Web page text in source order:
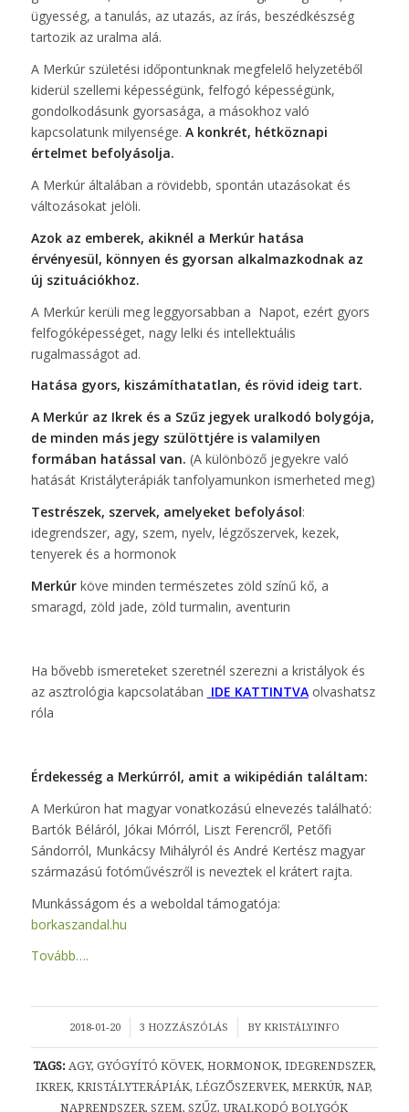
ügyesség, a tanulás, az utazás, az írás, beszédkészség
tartozik az uralma alá.
A Merkúr születési időpontunknak megfelelő helyzetéből
kiderül szellemi képességünk, felfogó képességünk,
gondolkodásunk gyorsasága, a másokhoz való
kapcsolatunk milyensége. A konkrét, hétköznapi
értelmet befolyásolja.
A Merkúr általában a rövidebb, spontán utazásokat és
változásokat jelöli.
Azok az emberek, akiknél a Merkúr hatása
érvényesül, könnyen és gyorsan alkalmazkodnak az
új szituációkhoz.
A Merkúr kerüli meg leggyorsabban a Napot, ezért gyors
felfogóképességet, nagy lelki és intellektuális
rugalmasságot ad.
Hatása gyors, kiszámíthatatlan, és rövid ideig tart.
A Merkúr az Ikrek és a Szűz jegyek uralkodó bolygója,
de minden más jegy szülöttjére is valamilyen
formában hatással van. (A különböző jegyekre való
hatását Kristályterápiák tanfolyamunkon ismerheted meg)
Testrészek, szervek, amelyeket befolyásol:
idegrendszer, agy, szem, nyelv, légzőszervek, kezek,
tenyerek és a hormonok
Merkúr köve minden természetes zöld színű kő, a
smaragd, zöld jade, zöld turmalin, aventurin
Ha bővebb ismereteket szeretnél szerezni a kristályok és
az asztrológia kapcsolatában IDE KATTINTVA olvashatsz
róla
Érdekesség a Merkúrról, amit a wikipédián találtam:
A Merkúron hat magyar vonatkozású elnevezés található:
Bartók Béláról, Jókai Mórról, Liszt Ferencről, Petőfi
Sándorról, Munkácsy Mihályról és André Kertész magyar
származású fotóművészről is neveztek el krátert rajta.
Munkásságom és a weboldal támogatója:
borkaszandal.hu
Tovább….
2018-01-20
/ 3 HOZZÁSZÓLÁS
/ BY KRISTÁLYINFO
TAGS: AGY, GYÓGYÍTÓ KÖVEK, HORMONOK, IDEGRENDSZER,
IKREK,KRISTÁLYTERÁPIÁK,LÉGZŐSZERVEK,MERKÚR,NAP,
NAPRENDSZER,SZEM,SZŰZ,URALKODÓ BOLYGÓK